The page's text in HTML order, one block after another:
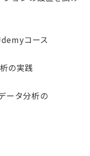
コース
の実践
ータ分析の